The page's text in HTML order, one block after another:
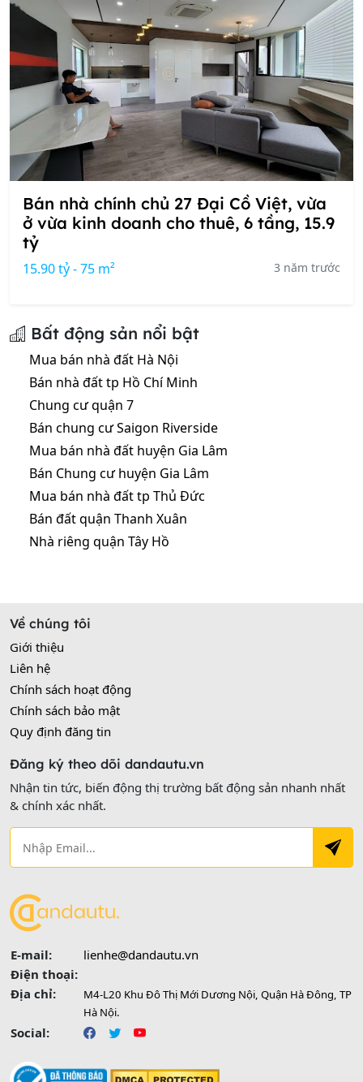
Bán nhà chính chủ 27 Đại Cồ Việt, vừa
ở vừa kinh doanh cho thuê, 6 tầng, 15.9
tỷ
15.90 tỷ - 75 m² 3 năm trước
Bất động sản nổi bật
Mua bán nhà đất Hà Nội
Bán nhà đất tp Hồ Chí Minh
Chung cư quận 7
Bán chung cư Saigon Riverside
Mua bán nhà đất huyện Gia Lâm
Bán Chung cư huyện Gia Lâm
Mua bán nhà đất tp Thủ Đức
Bán đất quận Thanh Xuân
Nhà riêng quận Tây Hồ
Về chúng tôi
Giới thiệu
Liên hệ
Chính sách hoạt động
Chính sách bảo mật
Quy định đăng tin
Đăng ký theo dõi dandautu.vn
Nhận tin tức, biến động thị trường bất động sản nhanh nhất
& chính xác nhất.
E-mail:
lienhe@dandautu.vn
Điện thoại:
Địa chỉ:
M4-L20 Khu Đô Thị Mới Dương Nội, Quận Hà Đông, TP
Hà Nội.
Social: